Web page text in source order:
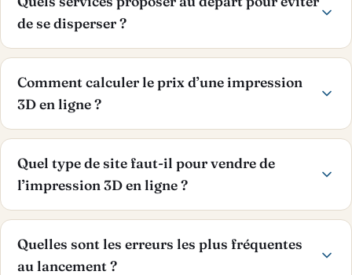
de se disperser ?
Comment calculer le prix d’une impression
3D en ligne ?
Quel type de site faut-il pour vendre de
l’impression 3D en ligne ?
Quelles sont les erreurs les plus fréquentes
au lancement ?